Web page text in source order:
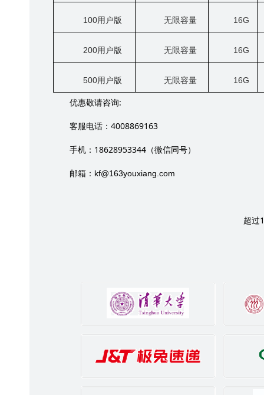
100用户版 无限容量 16G
200用户版 无限容量 16G
500用户版 无限容量 16G
优惠敬请咨询:
客服电话： 4008869163
手机： 18628953344 （微信同号）
邮箱： kf@163youxiang.com
超过